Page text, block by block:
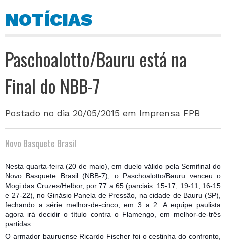
NOTÍCIAS
Paschoalotto/Bauru está na
Final do NBB-7
Postado no dia 20/05/2015 em Imprensa FPB
Novo Basquete Brasil
Nesta quarta-feira (20 de maio), em duelo válido pela Semifinal do
Novo Basquete Brasil (NBB-7), o Paschoalotto/Bauru venceu o
Mogi das Cruzes/Helbor, por 77 a 65 (parciais: 15-17, 19-11, 16-15
e 27-22), no Ginásio Panela de Pressão, na cidade de Bauru (SP),
fechando a série melhor-de-cinco, em 3 a 2. A equipe paulista
agora irá decidir o título contra o Flamengo, em melhor-de-três
partidas.
O armador bauruense Ricardo Fischer foi o cestinha do confronto,